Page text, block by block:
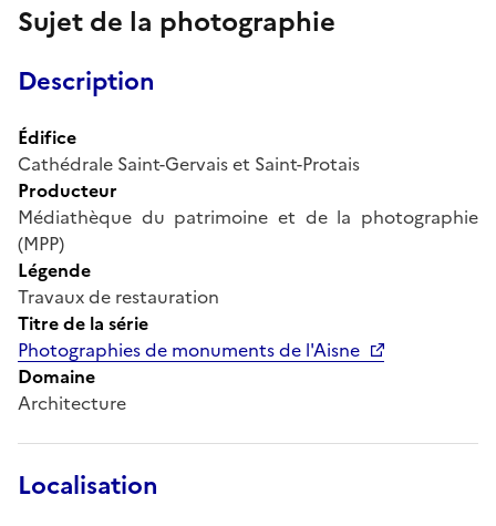
Sujet de la photographie
Description
Édifice
Cathédrale Saint-Gervais et Saint-Protais
Producteur
Médiathèque du patrimoine et de la photographie
(MPP)
Légende
Travaux de restauration
Titre de la série
Photographies de monuments de l'Aisne
Domaine
Architecture
Localisation